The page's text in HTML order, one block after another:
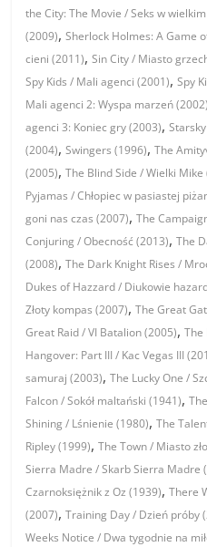
the City: The Movie / Seks w
(2009),Sherlock Holmes: A Game
cieni (2011),Sin City / Miasto
Spy Kids / Mali agenci (2001),Spy
Mali agenci 2: Wyspa marzeń (2002)
agenci 3: Koniec gry (2003),
(2004),Swingers (1996),The
(2005),The Blind Side / Wielki Mike
Pyjamas / Chłopiec w pasiastej
goni nas czas (2007),The
Conjuring / Obecność (2013),The
(2008),The Dark Knight Rises /
Dukes of Hazzard / Diukowie
Złoty kompas (2007),The Great
Great Raid / VI Batalion (2005),The
Hangover: Part III / Kac Vegas III
samuraj (2003),The Lucky One /
Falcon / Sokół maltański (1941),
Shining / Lśnienie (1980),The
Ripley (1999),The Town / Miasto
Sierra Madre / Skarb Sierra Madre
Czarnoksiężnik z Oz (1939),There
(2007),Training Day / Dzień próby
Weeks Notice / Dwa tygodnie na